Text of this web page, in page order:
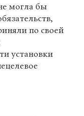
могла бы
по своей
установки